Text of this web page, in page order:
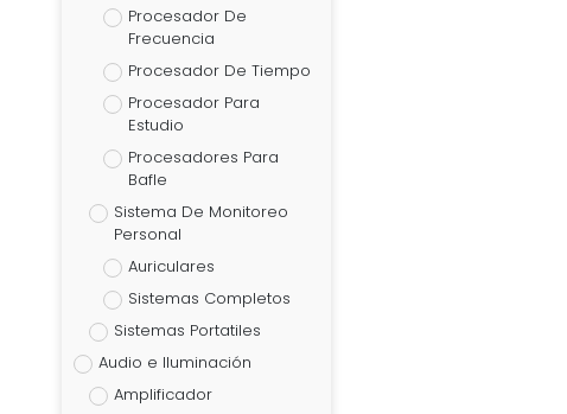
Procesador De
Frecuencia
Procesador De Tiempo
Procesador Para
Estudio
Procesadores Para
Bafle
Sistema De Monitoreo
Personal
Auriculares
Sistemas Completos
Sistemas Portatiles
Audio e Iluminación
Amplificador